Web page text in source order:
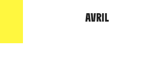
AVRIL